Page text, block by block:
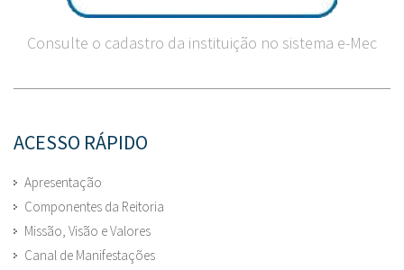
Consulte o cadastro da instituição no sistema e-Mec
ACESSO RÁPIDO
Apresentação
Componentes da Reitoria
Missão, Visão e Valores
Canal de Manifestações